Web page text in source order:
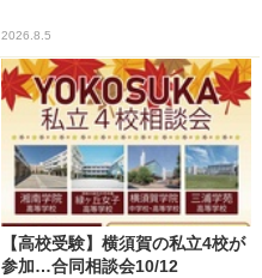
2026.8.5
【高校受験】横須賀の私立4校が
参加…合同相談会10/12